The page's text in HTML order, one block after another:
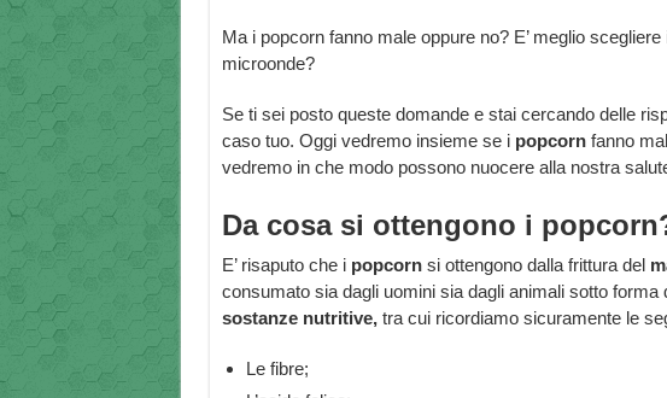
Ma i popcorn fanno male oppure no? E’ meglio
microonde?
Se ti sei posto queste domande e stai cercando delle
caso tuo. Oggi vedremo insieme se i popcorn fanno
vedremo in che modo possono nuocere alla nostra
Da cosa si ottengono i
E’ risaputo che i popcorn si ottengono dalla frittura del
consumato sia dagli uomini sia dagli animali sotto
sostanze nutritive, tra cui ricordiamo sicuramente le
Le fibre;